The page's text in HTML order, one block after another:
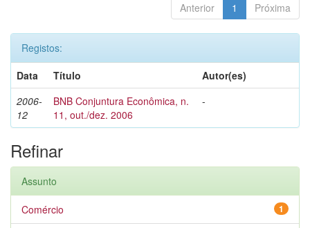
Anterior 1 Próxima
Registos:
Data
Título
Autor(es)
2006-
12
BNB Conjuntura Econômica, n.
11, out./dez. 2006
-
Refinar
Assunto
1
Comércio